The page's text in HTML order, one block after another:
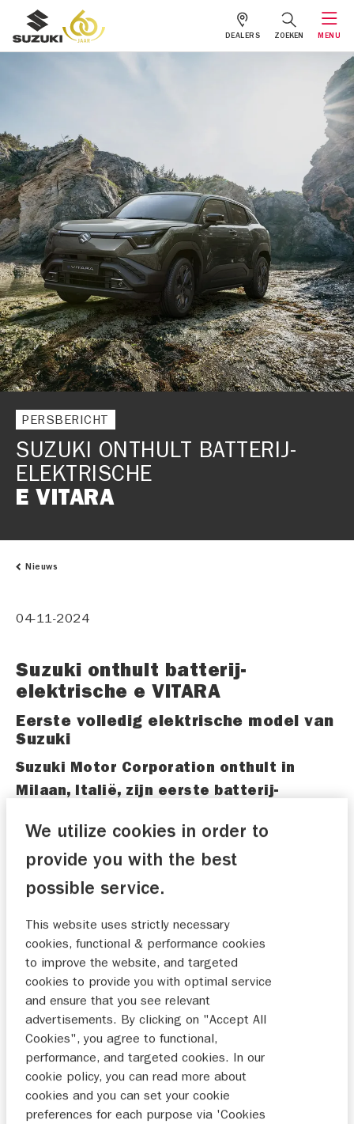
DEALERS ZOEKEN MENU
PERSBERICHT
SUZUKI ONTHULT BATTERIJ-
ELEKTRISCHE
E VITARA
Nieuws
04-11-2024
Suzuki onthult batterij-
elektrische e VITARA
Eerste volledig elektrische model van
Suzuki
Suzuki Motor Corporation onthult in
Milaan, Italië, zijn eerste batterij-
VITARA. De productie start in het
voorjaar van 2025 bij Suzuki Motor
Gujarat in India. De verkoop gaat van
regio’s, waaronder Europa, India en
Japan.
De e VITARA is gebaseerd op conceptmodel eVX
die in januari 2023 werd getoond op de Auto
Expo in India en vervolgens in oktober 2023 op
de Japan Mobility Show. De e VITARA is de
eerste volledig elektrische Suzuki die
wereldwijd wordt geleverd.
We utilize cookies in order to
provide you with the best
possible service.
This website uses strictly necessary
cookies, functional & performance cookies
to improve the website, and targeted
cookies to provide you with optimal service
and ensure that you see relevant
advertisements. By clicking on "Accept All
Cookies", you agree to functional,
performance, and targeted cookies. In our
cookie policy, you can read more about
cookies and you can set your cookie
preferences for each purpose via 'Cookies